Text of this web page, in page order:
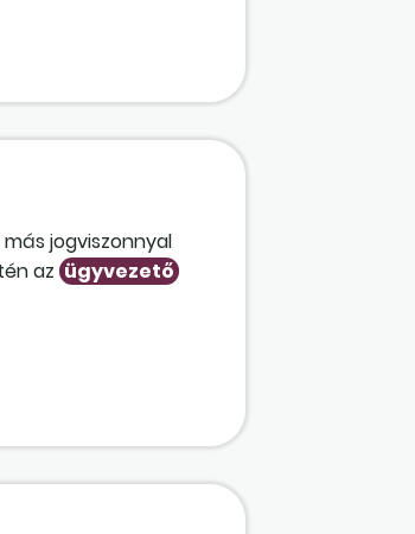
jogviszonnyal
az ügyvezető